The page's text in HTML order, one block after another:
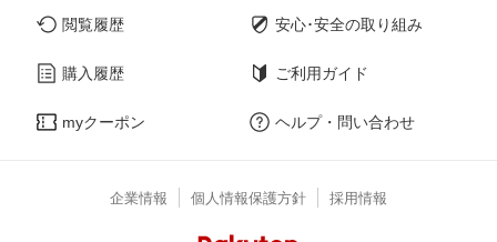
閲覧履歴
購入履歴
myクーポン
安心･安全の取り組み
ご利用ガイド
ヘルプ・問い合わせ
企業情報 個人情報保護方針 採用情報